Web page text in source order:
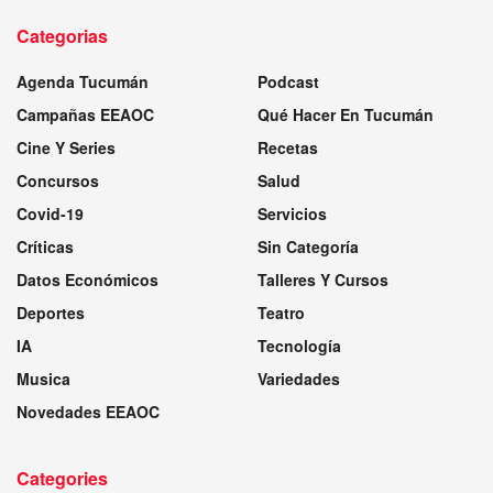
Categorias
Agenda Tucumán
Campañas EEAOC
Cine Y Series
Concursos
Covid-19
Críticas
Datos Económicos
Deportes
IA
Musica
Novedades EEAOC
Podcast
Qué Hacer En Tucumán
Recetas
Salud
Servicios
Sin Categoría
Talleres Y Cursos
Teatro
Tecnología
Variedades
Categories